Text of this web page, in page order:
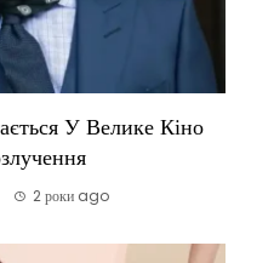
У Велике Кіно
2 роки ago